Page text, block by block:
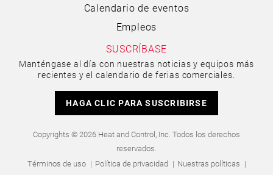
Calendario de eventos
Empleos
SUSCRÍBASE
Manténgase al día con nuestras noticias y equipos más
recientes y el calendario de ferias comerciales.
HAGA CLIC PARA SUSCRIBIRSE
Copyrights © 2026 Heat and Control, Inc. Todos los derechos
reservados.
Términos de uso
Política de privacidad
Nuestras políticas